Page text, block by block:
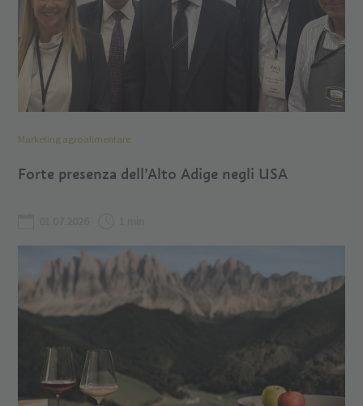
Marketing agroalimentare
Forte presenza dell’Alto Adige negli USA